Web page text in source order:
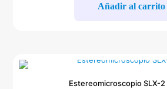
original
era:
es:
Añadir al carrito
Estereomicroscopio SLX-2